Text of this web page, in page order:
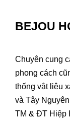
BEJOU
Chuyên cung
phong cách
thống vật liệu
và Tây
TM & ĐT Hiệp